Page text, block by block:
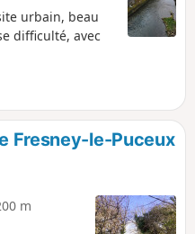
urbain, beau
difficulté, avec
Fresney-le-Puceux
m